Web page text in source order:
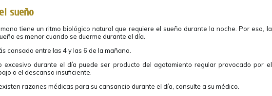
sueño
tiene un ritmo biológico natural que requiere el sueño durante la noche. Por eso, la
es menor cuando se duerme durante el día.
cansado entre las 4 y las 6 de la mañana.
excesivo durante el día puede ser producto del agotamiento regular provocado por el
o el descanso insuficiente.
razones médicas para su cansancio durante el día, consulte a su médico.